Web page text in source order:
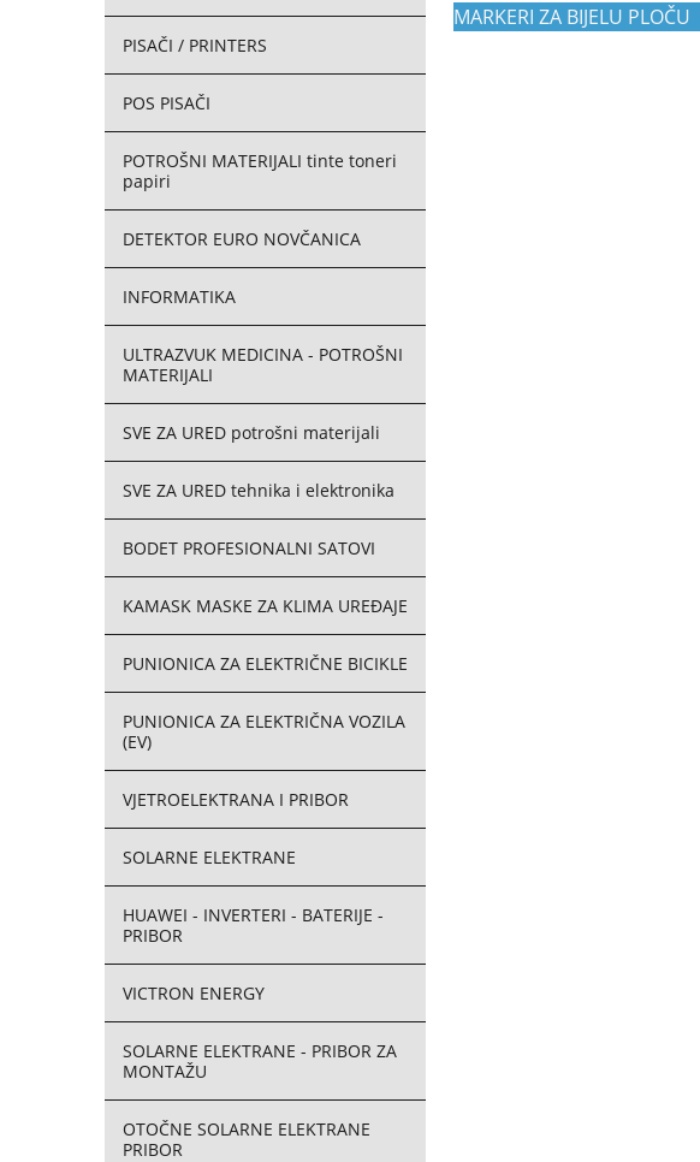
PISAČI / PRINTERS
POS PISAČI
POTROŠNI MATERIJALI tinte toneri
papiri
DETEKTOR EURO NOVČANICA
INFORMATIKA
ULTRAZVUK MEDICINA - POTROŠNI
MATERIJALI
SVE ZA URED potrošni materijali
SVE ZA URED tehnika i elektronika
BODET PROFESIONALNI SATOVI
KAMASK MASKE ZA KLIMA UREĐAJE
PUNIONICA ZA ELEKTRIČNE BICIKLE
PUNIONICA ZA ELEKTRIČNA VOZILA
(EV)
VJETROELEKTRANA I PRIBOR
SOLARNE ELEKTRANE
HUAWEI - INVERTERI - BATERIJE -
PRIBOR
VICTRON ENERGY
SOLARNE ELEKTRANE - PRIBOR ZA
MONTAŽU
OTOČNE SOLARNE ELEKTRANE
PRIBOR
MARKERI ZA BIJELU PLOČU